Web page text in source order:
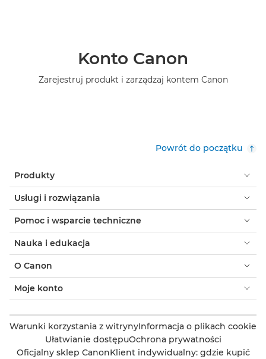
Konto Canon
Zarejestruj produkt i zarządzaj kontem Canon
Powrót do początku
Produkty
Usługi i rozwiązania
Pomoc i wsparcie techniczne
Nauka i edukacja
O Canon
Moje konto
Warunki korzystania z witrynyInformacja o plikach cookie
Ułatwianie dostępuOchrona prywatności
Oficjalny sklep CanonKlient indywidualny: gdzie kupić